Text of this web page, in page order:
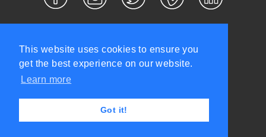
This website uses cookies to ensure you
get the best experience on our website.
Learn more
Got it!